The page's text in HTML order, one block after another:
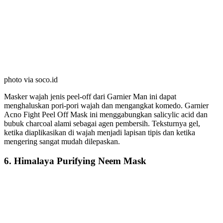
photo via soco.id
Masker wajah jenis peel-off dari Garnier Man ini dapat
menghaluskan pori-pori wajah dan mengangkat komedo. Garnier
Acno Fight Peel Off Mask ini menggabungkan salicylic acid dan
bubuk charcoal alami sebagai agen pembersih. Teksturnya gel,
ketika diaplikasikan di wajah menjadi lapisan tipis dan ketika
mengering sangat mudah dilepaskan.
6. Himalaya Purifying Neem Mask